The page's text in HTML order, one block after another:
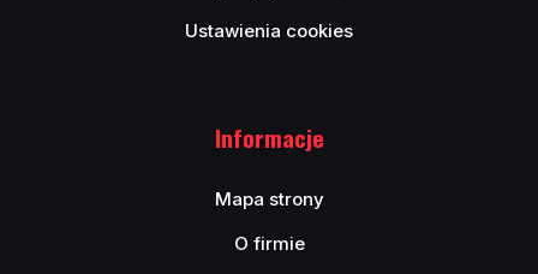
Ustawienia cookies
Informacje
Mapa strony
O firmie